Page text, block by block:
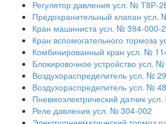
Регулятор давления усл. № Т8Р-
Предохранительный клапан усл.
Кран машиниста усл. № 394-000-2
Кран вспомогательного тормоза
Комбинированный кран усл. №
Блокировочное устройство усл.
Воздухораспределитель усл. №
Воздухораспределитель усл. №
Пневмоэлектрический датчик
Реле давления усл. № 304-002